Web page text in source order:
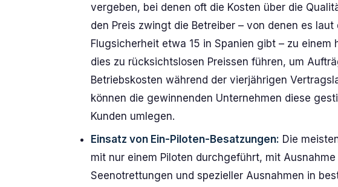
vergeben, bei denen oft die Kosten über die
den Preis zwingt die Betreiber – von denen es
Flugsicherheit etwa 15 in Spanien gibt – zu einem
dies zu rücksichtslosen Preissen führen, um
Betriebskosten während der vierjährigen
können die gewinnenden Unternehmen diese
Kunden umlegen.
Einsatz von Ein-Piloten-Besatzungen: Die
mit nur einem Piloten durchgeführt, mit
Seenotrettungen und spezieller Ausnahmen in